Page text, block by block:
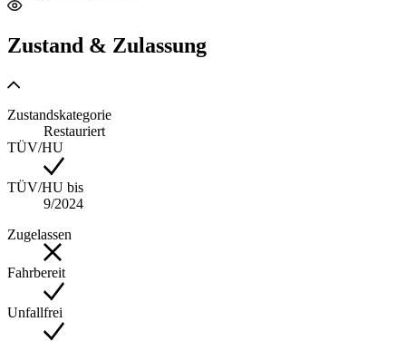
Zustand & Zulassung
Zustandskategorie
Restauriert
TÜV/HU
TÜV/HU bis
9/2024
Zugelassen
Fahrbereit
Unfallfrei